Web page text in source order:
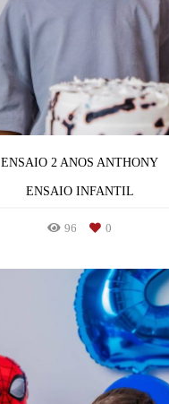
ENSAIO 2 ANOS ANTHONY
ENSAIO INFANTIL
96 0